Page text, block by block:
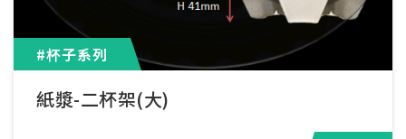
#杯子系列
紙漿-二杯架(大)